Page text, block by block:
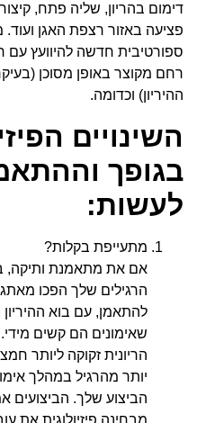
דימום בהריון, שליה פתח,
פציעה באזור רצפת האגן
ספורטיבית חדשה להיוועץ עם
רחם מקוצר באופן מסוכן
ההיריון) וכדומה.
השינויים
בגופך
לעשות:
מתעייפת בקלות?
אם את מתאמנת ותיקה,
הרגילים שלך הפכו
להתאמן, עם בוא
שאימונים הם קשים מידי.
הריונית זקוקה ליותר
יותר מהרגיל במהלך
הביצוע שלך.
מבחינה פיזיולוגית את